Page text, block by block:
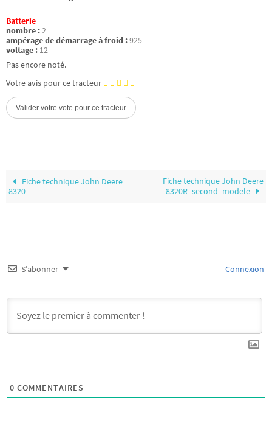
Batterie
nombre :2
ampérage de démarrage à froid :925
voltage : 12
Pas encore noté.
Votre avis pour ce tracteur
Fiche technique John Deere
8320
Fiche technique John Deere
8320R_second_modele
S’abonner Connexion
0 COMMENTAIRES